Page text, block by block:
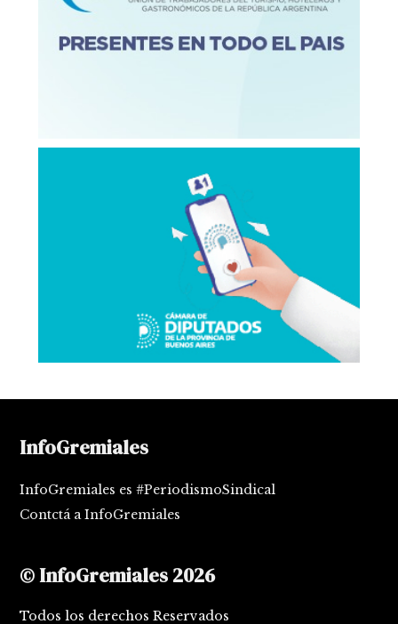
InfoGremiales
InfoGremiales es #PeriodismoSindical
Contctá a InfoGremiales
© InfoGremiales 2026
Todos los derechos Reservados